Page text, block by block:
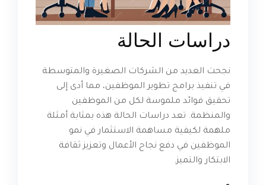
دراسات الحالة
نجحت العديد من الشركات الصغيرة والمتوسطة
في تنفيذ برامج تطوير الموظفين، مما أدى إلى
تحقيق فوائد ملموسة لكل من الموظفين
والمنظمة. تعد دراسات الحالة هذه بمثابة أمثلة
ملهمة لكيفية مساهمة الاستثمار في نمو
الموظفين في دفع نجاح الأعمال وتعزيز ثقافة
الابتكار والتميز.